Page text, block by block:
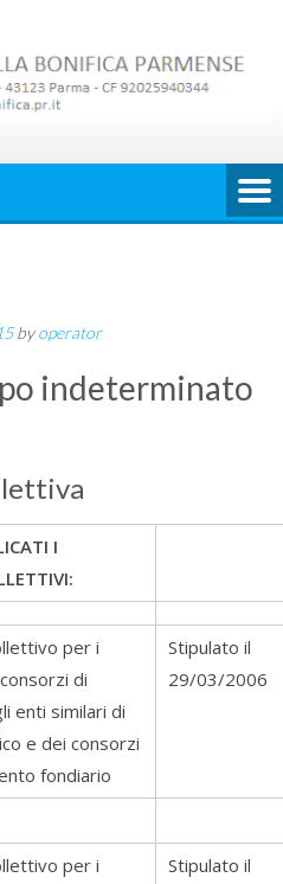
byoperator
indeterminato
I
per i
di
enti similari di
e dei consorzi
fondiario
Stipulato il
29/03/2006
per i
Stipulato il